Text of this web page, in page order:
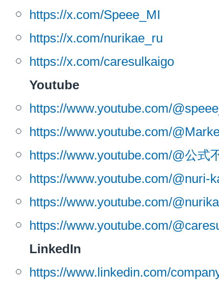
https://x.com/Speee_MI
https://x.com/nurikae_ru
https://x.com/caresulkaigo
Youtube
https://www.youtube.com/
https://www.youtube.com/
https://www.youtube.com/@公式
https://www.youtube.com/@nuri-
https://www.youtube.com/
https://www.youtube.com/
LinkedIn
https://www.linkedin.com/